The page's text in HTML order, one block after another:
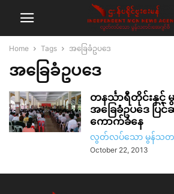
Home Tags အခြေခံဥပဒေ
အခြေခံဥပဒေ
တနင်္သာရီတိုင်းနှင့်
အခြေခံဥပဒေ ပြ
ကောက်ခံနေ
လွတ်လပ်သော မွန်သတင်
October 22, 2013